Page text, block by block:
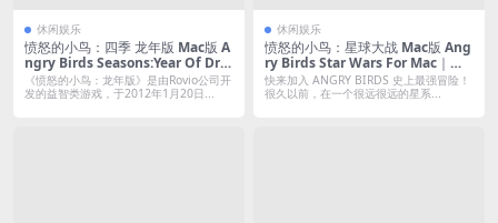
休闲娱乐
愤怒的小鸟：四季 龙年版 Mac版 A
ngry Birds Seasons:Year Of Dra
gon For Mac｜中文移植版
《愤怒的小鸟：龙年版》是由Rovio公司开
发的益智类游戏，于2012年1月20日...
休闲娱乐
愤怒的小鸟：星球大战 Mac版 Ang
ry Birds Star Wars For Mac｜中
文移植版
快来加入 ANGRY BIRDS 史上最强冒险！
很久以前，在一个很远很远的星系...